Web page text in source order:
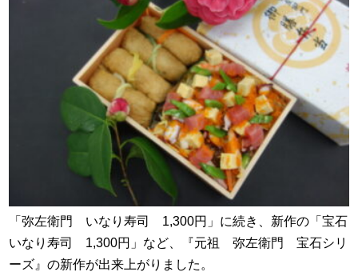
「弥左衛門 いなり寿司 1,300円」に続き、新作の「宝石
いなり寿司 1,300円」など、『元祖 弥左衛門 宝石シリ
ーズ』の新作が出来上がりました。